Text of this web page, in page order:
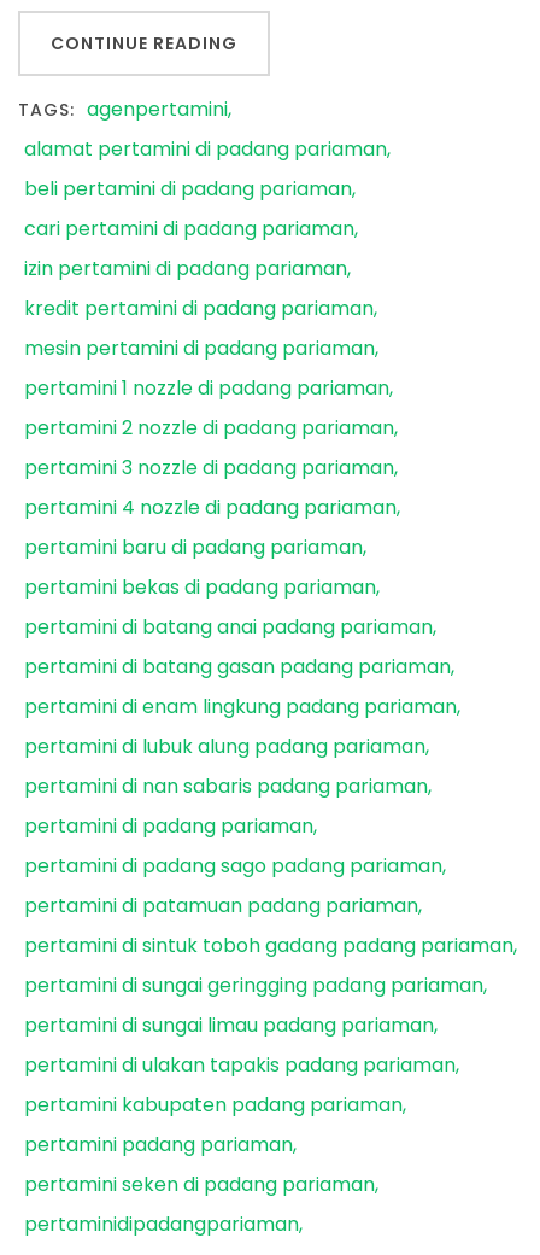
CONTINUE READING
TAGS: agenpertamini
alamat pertamini di padang pariaman
beli pertamini di padang pariaman
cari pertamini di padang pariaman
izin pertamini di padang pariaman
kredit pertamini di padang pariaman
mesin pertamini di padang pariaman
pertamini 1 nozzle di padang pariaman
pertamini 2 nozzle di padang pariaman
pertamini 3 nozzle di padang pariaman
pertamini 4 nozzle di padang pariaman
pertamini baru di padang pariaman
pertamini bekas di padang pariaman
pertamini di batang anai padang pariaman
pertamini di batang gasan padang pariaman
pertamini di enam lingkung padang pariaman
pertamini di lubuk alung padang pariaman
pertamini di nan sabaris padang pariaman
pertamini di padang pariaman
pertamini di padang sago padang pariaman
pertamini di patamuan padang pariaman
pertamini di sintuk toboh gadang padang pariaman
pertamini di sungai geringging padang pariaman
pertamini di sungai limau padang pariaman
pertamini di ulakan tapakis padang pariaman
pertamini kabupaten padang pariaman
pertamini padang pariaman
pertamini seken di padang pariaman
pertaminidipadangpariaman